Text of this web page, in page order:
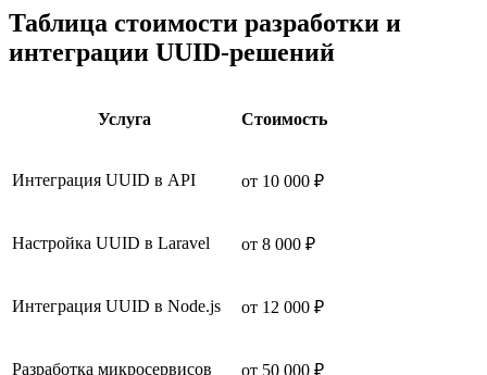
Таблица стоимости разработки и
интеграции UUID-решений
Услуга Стоимость
Интеграция UUID в API от 10 000 ₽
Настройка UUID в Laravel от 8 000 ₽
Интеграция UUID в Node.js от 12 000 ₽
Разработка микросервисов от 50 000 ₽